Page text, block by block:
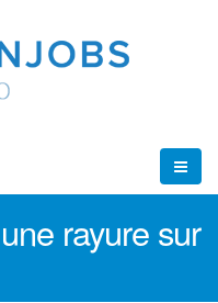
rayure sur